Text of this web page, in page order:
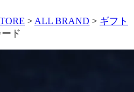
> ALL BRAND > ギフト
ド